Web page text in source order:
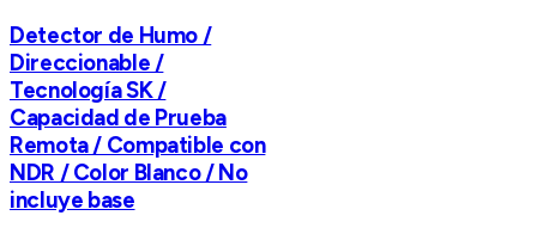
Detector de Humo /
Direccionable /
Tecnología SK /
Capacidad de Prueba
Remota / Compatible con
NDR / Color Blanco / No
incluye base